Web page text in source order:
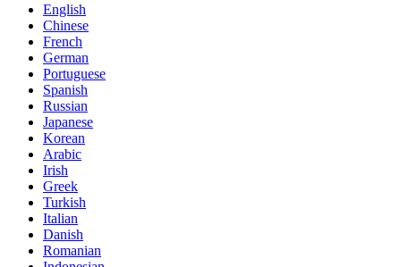
English
Chinese
French
German
Portuguese
Spanish
Russian
Japanese
Korean
Arabic
Irish
Greek
Turkish
Italian
Danish
Romanian